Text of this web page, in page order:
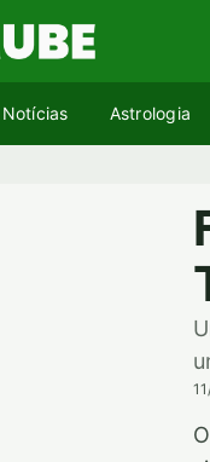
Notícias Astrologia